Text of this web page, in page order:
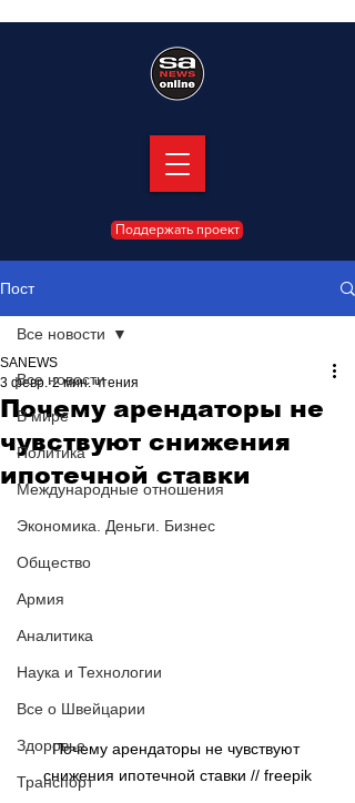
Поддержать проект
Пост
Все новости
В мире
Политика
Международные отношения
Экономика. Деньги. Бизнес
Общество
Армия
Аналитика
Наука и Технологии
Все о Швейцарии
Здоровье
Транспорт
Все новости
Почему арендаторы не
чувствуют снижения
ипотечной ставки
SANEWS
3 февр. 2 мин. чтения
Почему арендаторы не чувствуют
снижения ипотечной ставки // freepik